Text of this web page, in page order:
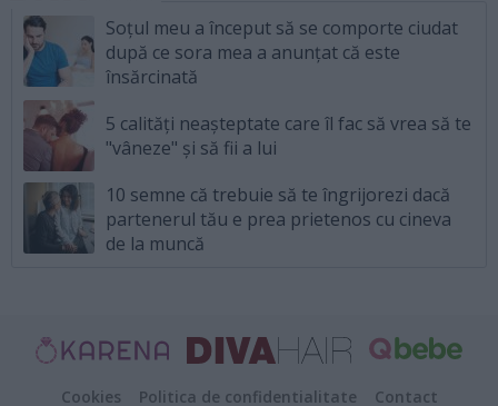
Soțul meu a început să se comporte ciudat
după ce sora mea a anunțat că este
însărcinată
5 calități neașteptate care îl fac să vrea să te
"vâneze" și să fii a lui
10 semne că trebuie să te îngrijorezi dacă
partenerul tău e prea prietenos cu cineva
de la muncă
Cookies Politica de confidentialitate Contact